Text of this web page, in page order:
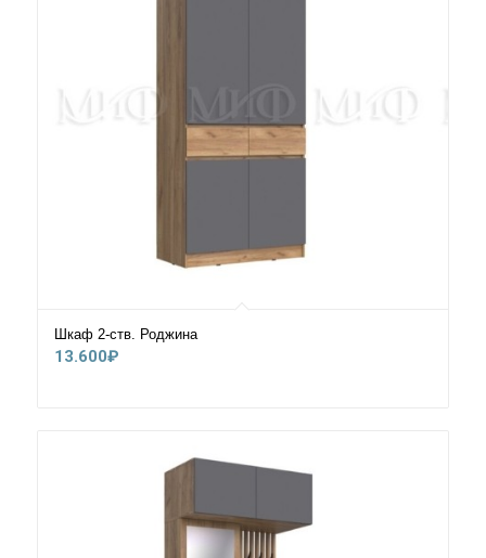
Шкаф 2-ств. Роджина
13.600₽